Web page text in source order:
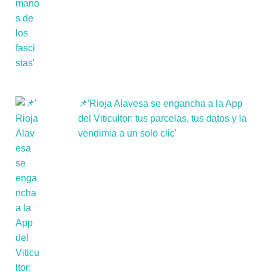
📌'Rioja Alavesa se engancha a la App
del Viticultor: tus parcelas, tus datos y la
vendimia a un solo clic'